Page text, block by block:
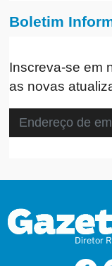
Boletim
Inscreva-se em
as novas
Diretor